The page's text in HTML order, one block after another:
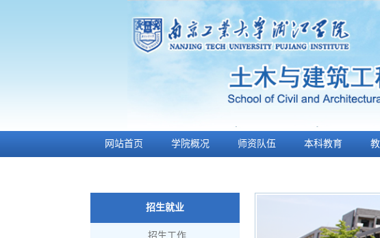
网站首页 学院概况 师资队伍 本科教育
招生就业
招生工作